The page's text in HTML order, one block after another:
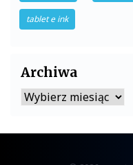
tablet e ink
Archiwa
Archiwa